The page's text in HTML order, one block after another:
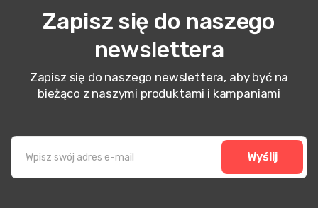
Zapisz się do naszego
newslettera
Zapisz się do naszego newslettera, aby być na
bieżąco z naszymi produktami i kampaniami
Wyślij